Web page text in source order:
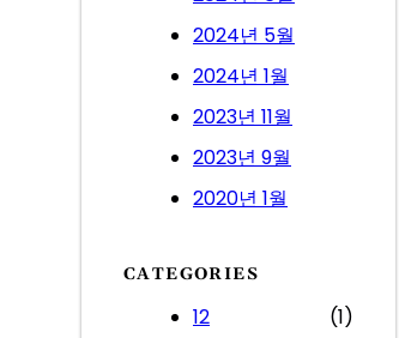
2024년 5월
2024년 1월
2023년 11월
2023년 9월
2020년 1월
CATEGORIES
12
(1)